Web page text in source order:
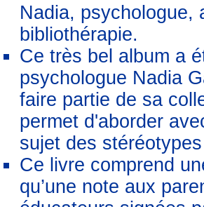
Nadia, psychologue,
bibliothérapie.
Ce très bel album a
psychologue Nadia
faire partie de sa
permet d'aborder
sujet des
Ce livre comprend
qu’une note aux